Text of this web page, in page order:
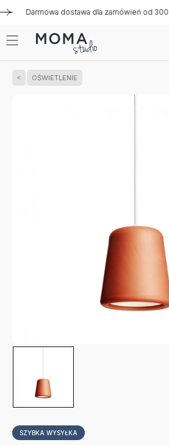
Darmowa dostawa dla zamówień od 300 zł
OŚWIETLENIE
SZYBKA WYSYŁKA